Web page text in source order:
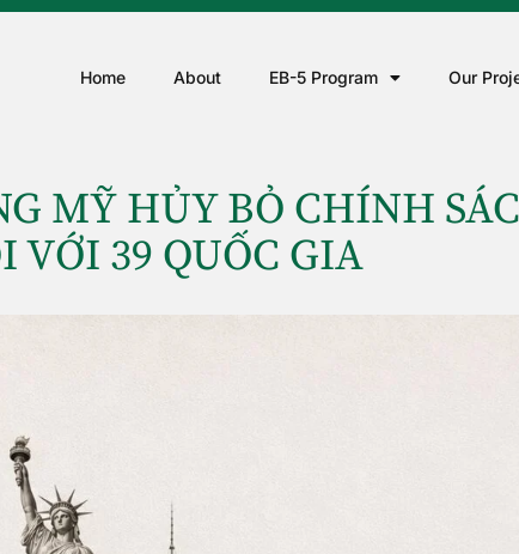
Home About EB-5 Program Our
MỸ HỦY BỎ CHÍNH
VỚI 39 QUỐC GIA